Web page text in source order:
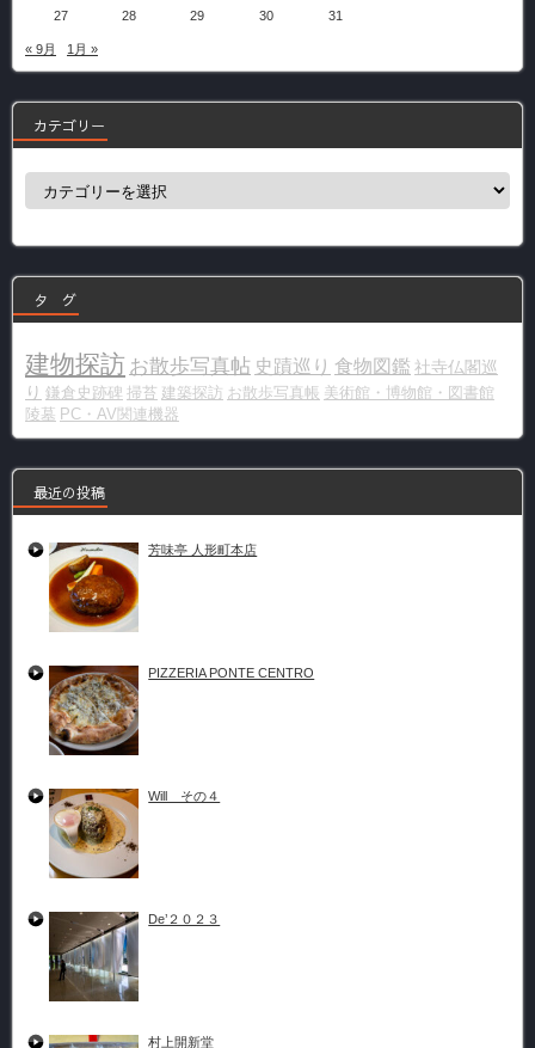
27 28 29 30 31
« 9月 1月 »
カテゴリー
カ
ー
タ グ
建物探訪 お散歩写真帖 史蹟巡り 食物図鑑 社寺仏閣巡
り 鎌倉史跡碑 掃苔 建築探訪 お散歩写真帳 美術館・博物館・図書館
陵墓 PC・AV関連機器
最近の投稿
芳味亭 人形町本店
PIZZERIA PONTE CENTRO
Will その４
De’２０２３
村上開新堂